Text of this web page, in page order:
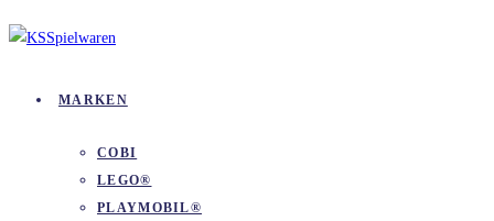
MARKEN
COBI
LEGO®
PLAYMOBIL®